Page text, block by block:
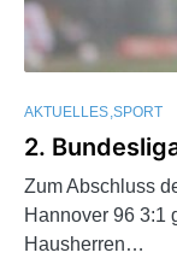
AKTUELLES SPORT
2.
Zum Abschluss
Hannover 96 3:1
Hausherren…